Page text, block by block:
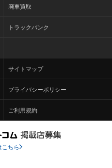
廃車買取
トラックバンク
サイトマップ
プライバシーポリシー
ご利用規約
ちら